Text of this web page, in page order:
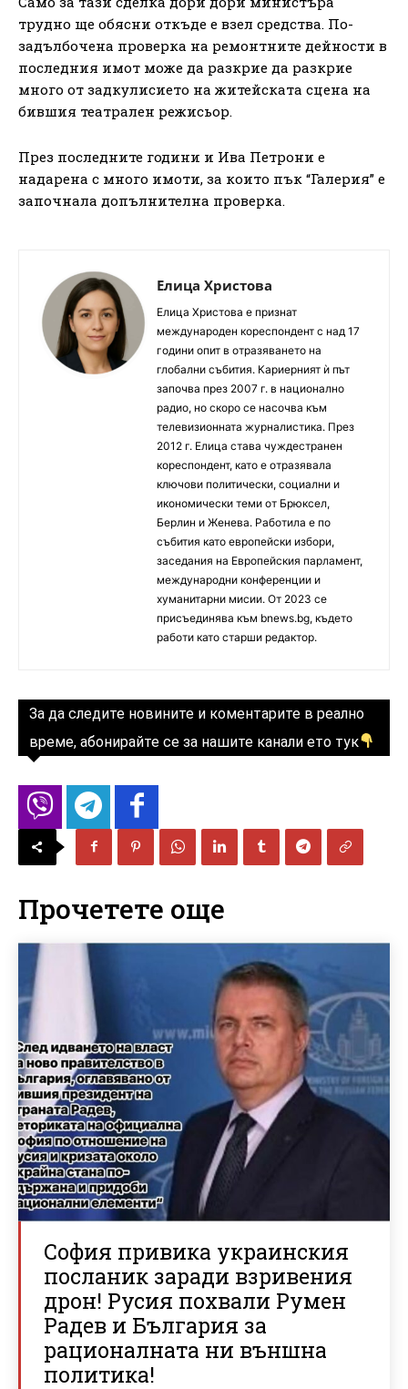
трудно ще обясни откъде е взел средства. По-
задълбочена проверка на ремонтните дейности в
последния имот може да разкрие да разкрие
много от задкулисието на житейската сцена на
бившия театрален режисьор.
През последните години и Ива Петрони е
надарена с много имоти, за които пък “Галерия” е
започнала допълнителна проверка.
Елица Христова
Елица Христова е признат
международен кореспондент с над 17
години опит в отразяването на
глобални събития. Кариерният ѝ път
започва през 2007 г. в национално
радио, но скоро се насочва към
телевизионната журналистика. През
2012 г. Елица става чуждестранен
кореспондент, като е отразявала
ключови политически, социални и
икономически теми от Брюксел,
Берлин и Женева. Работила е по
събития като европейски избори,
заседания на Европейския парламент,
международни конференции и
хуманитарни мисии. От 2023 се
присъединява към bnews.bg, където
работи като старши редактор.
За да следите новините и коментарите в реално
време, абонирайте се за нашите канали ето тук
Прочетете още
София привика украинския
посланик заради взривения
дрон! Русия похвали Румен
Радев и България за
рационалната ни външна
политика!